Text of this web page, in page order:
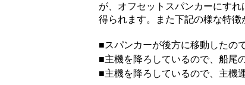
が、オフセットスパンカーにす
得られます。また下記の様な特徴
■スパンカーが後方に移動したの
■主機を降ろしているので、船尾
■主機を降ろしているので、主機